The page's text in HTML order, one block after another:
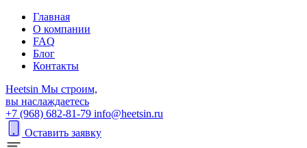
Главная
О компании
FAQ
Блог
Контакты
Heetsin Мы строим,
вы наслаждаетесь
+7 (968) 682-81-79 info@heetsin.ru
Оставить заявку